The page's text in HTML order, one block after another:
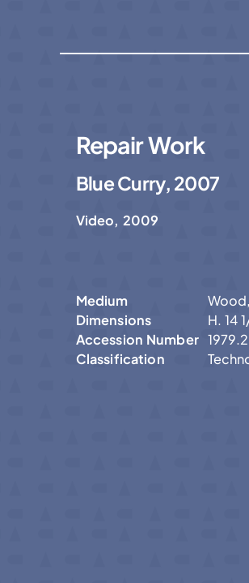
Repair Work
Blue Curry, 2007
Video, 2009
Medium
Dimensions
H. 14
Accession Number
Classification